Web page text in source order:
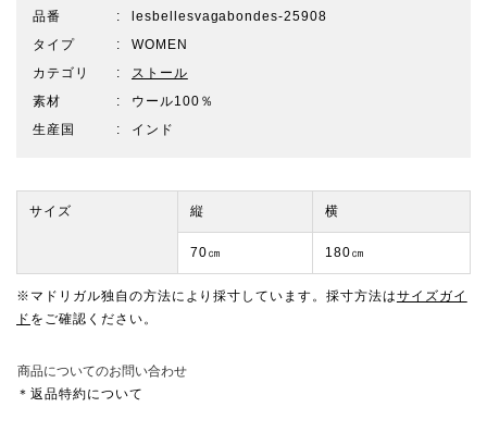
品番
lesbellesvagabondes-25908
タイプ
WOMEN
カテゴリ
ストール
素材
ウール100％
生産国
インド
サイズ 縦 横
70㎝ 180㎝
※マドリガル独自の方法により採寸しています。採寸方法はサイズガイ
ド をご確認ください。
商品についてのお問い合わせ
＊返品特約について